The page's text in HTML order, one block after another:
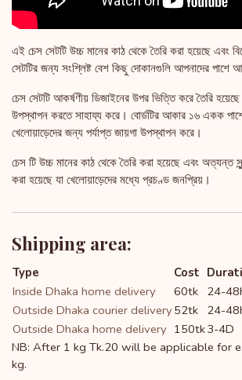
এই চেস সেটটি উচ্চ মানের কাঠ থেকে তৈরি করা হয়েছে এবং
সেটটির জন্য সংশ্লিষ্ট বেশ কিছু দোকানগুলি আপনাদের পাশে
চেস সেটটি আকর্ষণীয় ডিজাইনের উপর ভিত্তি করে তৈরি
উপস্থাপন করতে সাহায্য করে। বোর্ডটির আকার ১৬ একক
খেলোয়াড়েদের জন্য পর্যাপ্ত জায়গা উপস্থাপন করে।
চেস টি উচ্চ মানের কাঠ থেকে তৈরি করা হয়েছে এবং অত্যন্ত
করা হয়েছে যা খেলোয়াড়েদের মধ্যে প্রচণ্ড জনপ্রিয়।
Shipping area:
Type Cost
Inside Dhaka home delivery
60tk 24-
Outside Dhaka courier delivery52tk 24-
Outside Dhaka home delivery 150tk3-4D
NB: After 1 kg Tk.20 will be applicable for
kg.